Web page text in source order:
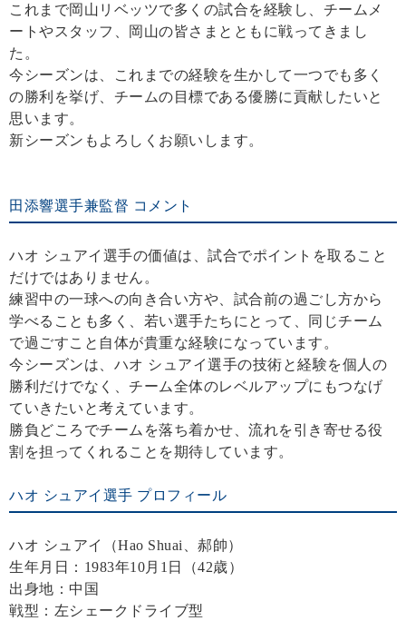
これまで岡山リベッツで多くの試合を経験し、チームメ
ートやスタッフ、岡山の皆さまとともに戦ってきまし
た。
今シーズンは、これまでの経験を生かして一つでも多く
の勝利を挙げ、チームの目標である優勝に貢献したいと
思います。
新シーズンもよろしくお願いします。
田添響選手兼監督 コメント
ハオ シュアイ選手の価値は、試合でポイントを取ること
だけではありません。
練習中の一球への向き合い方や、試合前の過ごし方から
学べることも多く、若い選手たちにとって、同じチーム
で過ごすこと自体が貴重な経験になっています。
今シーズンは、ハオ シュアイ選手の技術と経験を個人の
勝利だけでなく、チーム全体のレベルアップにもつなげ
ていきたいと考えています。
勝負どころでチームを落ち着かせ、流れを引き寄せる役
割を担ってくれることを期待しています。
ハオ シュアイ選手 プロフィール
ハオ シュアイ（Hao Shuai、郝帥）
生年月日：1983年10月1日（42歳）
出身地：中国
戦型：左シェークドライブ型